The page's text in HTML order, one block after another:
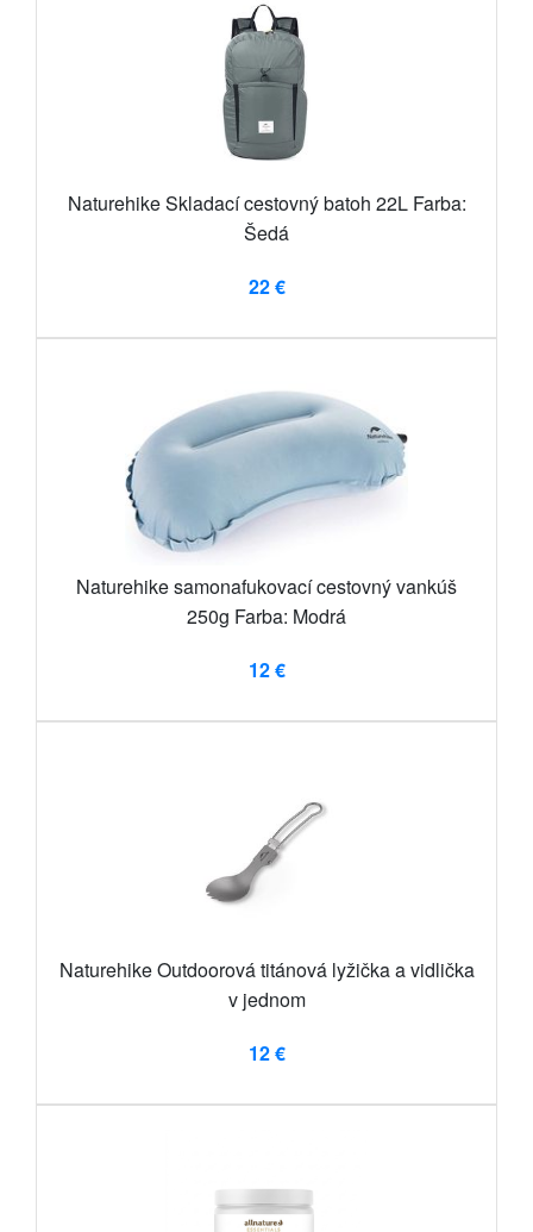
Naturehike Skladací cestovný batoh 22L Farba:
Šedá
22 €
Naturehike samonafukovací cestovný vankúš
250g Farba: Modrá
12 €
Naturehike Outdoorová titánová lyžička a vidlička
v jednom
12 €